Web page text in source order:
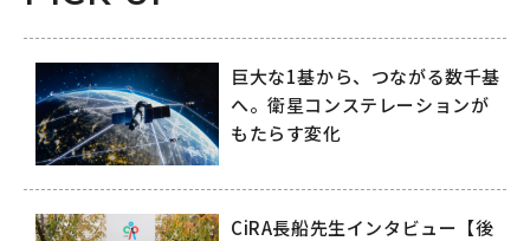
巨大な1基から、つながる数千基
へ。衛星コンステレーションが
もたらす変化
CiRA長船先生インタビュー【後